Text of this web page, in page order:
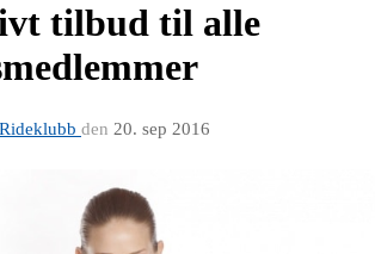
tilbud til alle
den 20. sep 2016